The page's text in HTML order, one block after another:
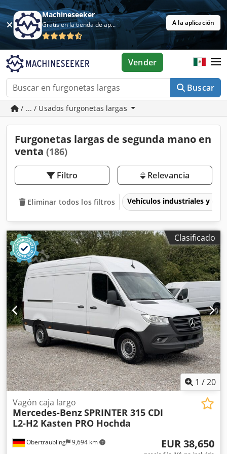
Machineseeker
Gratis en la tienda de aplicaciones A la aplicación
Buscar
Vender
/ ... / Usados furgonetas largas
Furgonetas largas de segunda mano en
venta (186)
Filtro Relevancia
Eliminar todos los filtros Vehículos industriales y
Clasificado
1 /20
Obertraubling 9,694 km
Vagón caja largo
Mercedes-BenzSPRINTER 315 CDI
L2-H2 Kasten PRO Hochda
EUR 38,650